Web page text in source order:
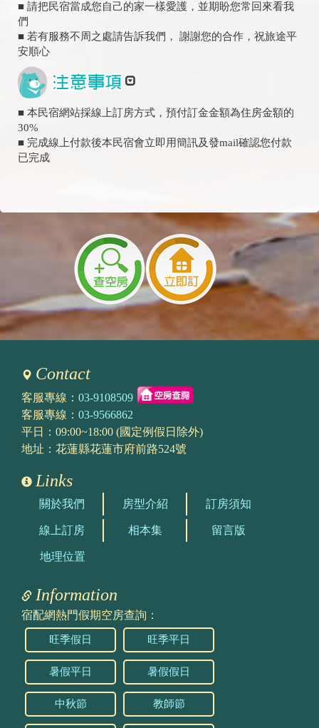
■ 請把民宿當成您自己的家一樣愛護，並期盼您常回來看我
們
■ 若有服務不周之處請告訴我們， 謝謝您的合作，祝旅途平
安順心
■ 本民宿網站採線上訂房方式，預付訂金金額為住房金額的
30%
■ 完成線上付款後本民宿會立即用簡訊及發mail確認您付款
已完成
Contact
客服專線： 03-9108509
客服專線： 03-9566862
平日：09:00~18:00 (國定例假日除外)
地址：花蓮縣花蓮市府前路524號
Links
關於我們 房型介紹 訂房須知
線上訂房 相本集 留言版
地理位置
Information
宿配網熱門假期空房查詢：
旺季假日 旺季平日
暑假平日 暑假假日
中秋節 教師節